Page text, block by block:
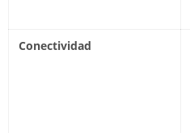
Conectividad